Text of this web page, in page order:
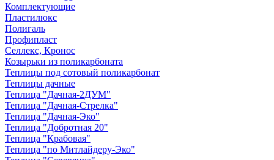
Комплектующие
Пластилюкс
Полигаль
Профипласт
Селлекс, Кронос
Козырьки из поликарбоната
Теплицы под сотовый поликарбонат
Теплицы дачные
Теплица "Дачная-2ДУМ"
Теплица "Дачная-Стрелка"
Теплица "Дачная-Эко"
Теплица "Добротная 20"
Теплица "Крабовая"
Теплица "по Митлайдеру-Эко"